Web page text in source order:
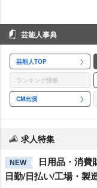
芸能人事典
芸能人TOP
ランキング情報
CM出演
求人特集
NEW
日用品・消費
日勤/日払い/工場・製